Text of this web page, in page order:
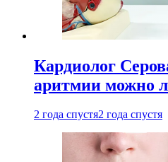
Кардиолог
аритмии можно
2 года спустя2 года спустя